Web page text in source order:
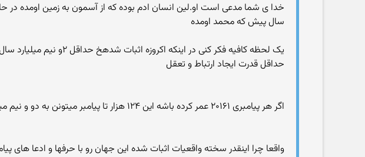
سال پیش که محمد اومده
یک لحظه کافیه فکر کنی
حداقل قدرت ایجاد ارتباط و تعقل
اگر هر پیامبری ۲۰۱۶۱ عمر کرده باشه این ۱۲۴ هزار تا پیامبر میتونن به دو و نیم میلیون سال برسن
واقعا چرا اینقدر سخته واقعیات اثبات شده این جهان رو با حرفها و ادعا های